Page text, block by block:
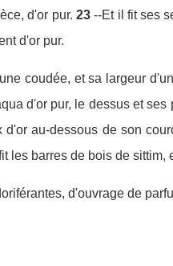
d'or pur. 23 --Et il fit ses
d'or pur.
coudée, et sa largeur
d'or pur, le dessus et ses
au-dessous de son
les barres de bois de sittim,
d'ouvrage de